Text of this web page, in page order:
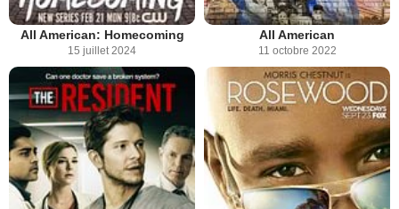
All American: Homecoming
15 juillet 2024
All American
11 octobre 2022